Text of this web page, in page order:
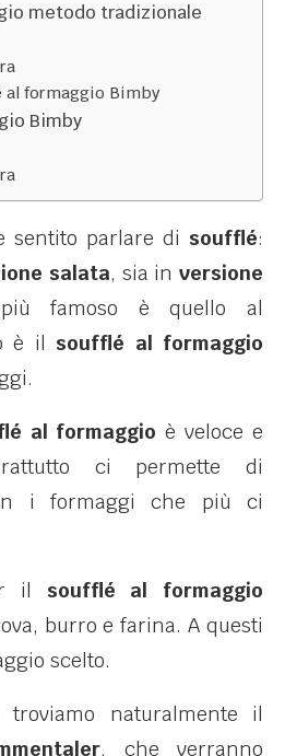
metodo tradizionale
al formaggio Bimby
Bimby
sentito parlare di soufflé:
salata, sia inversione
famoso è quello al
è il soufflé al formaggio
al formaggio è veloce e
ci permette di
i formaggi che più ci
il soufflé al formaggio
burro e farina. A questi
scelto.
naturalmente il
, che verranno